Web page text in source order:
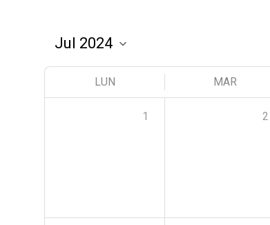
LUN MAR
1 2